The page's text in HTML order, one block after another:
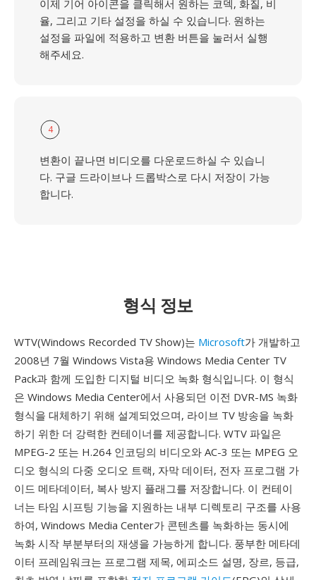
이제 기어 아이콘을 클릭해서 원하는 코덱, 화질, 비
율, 그리고 기타 설정을 하실 수 있습니다. 원하는
설정을 파일에 적용하고 변환 버튼을 눌러서 실행
해주세요.
4
변환이 끝나면 비디오를 다운로드하실 수 있습니
다. 구글 드라이브나 드롭박스로 다시 저장이 가능
합니다.
형식 정보
WTV(Windows Recorded TV Show)는 Microsoft가 개발하고
2008년 7월 Windows Vista용 Windows Media Center TV
Pack과 함께 도입한 디지털 비디오 녹화 형식입니다. 이 형식
은 Windows Media Center에서 사용되던 이전 DVR-MS 녹화
형식을 대체하기 위해 설계되었으며, 라이브 TV 방송을 녹화
하기 위한 더 강력한 컨테이너를 제공합니다. WTV 파일은
MPEG-2 또는 H.264 인코딩의 비디오와 AC-3 또는 MPEG 오
디오 형식의 다중 오디오 트랙, 자막 데이터, 전자 프로그램 가
이드 메타데이터, 복사 방지 플래그를 저장합니다. 이 컨테이
너는 타임 시프팅 기능을 지원하는 내부 디렉토리 구조를 사용
하여, Windows Media Center가 콘텐츠를 녹화하는 동시에
녹화 시작 부분부터의 재생을 가능하게 합니다. 풍부한 메타데
이터 프레임워크는 프로그램 제목, 에피소드 설명, 장르, 등급,